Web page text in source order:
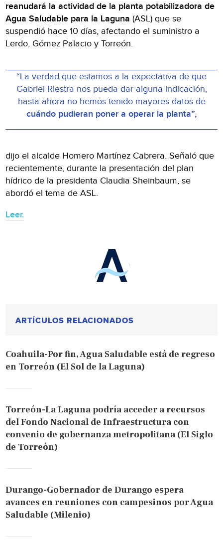
reanudará la actividad de la planta potabilizadora de
Agua Saludable para la Laguna (ASL) que se
suspendió hace 10 días, afectando el suministro a
Lerdo, Gómez Palacio y Torreón.
“La verdad que estamos a la expectativa de que
Gabriel Riestra nos pueda dar alguna indicación,
hasta ahora no hemos tenido mayores datos de
cuándo pudieran poner a operar la planta”,
dijo el alcalde Homero Martínez Cabrera. Señaló que
recientemente, durante la presentación del plan
hídrico de la presidenta Claudia Sheinbaum, se
abordó el tema de ASL.
Leer.
ARTÍCULOS RELACIONADOS
Coahuila-Por fin, Agua Saludable está de regreso
en Torreón (El Sol de la Laguna)
Torreón-La Laguna podría acceder a recursos
del Fondo Nacional de Infraestructura con
convenio de gobernanza metropolitana (El Siglo
de Torreón)
Durango-Gobernador de Durango espera
avances en reuniones con campesinos por Agua
Saludable (Milenio)